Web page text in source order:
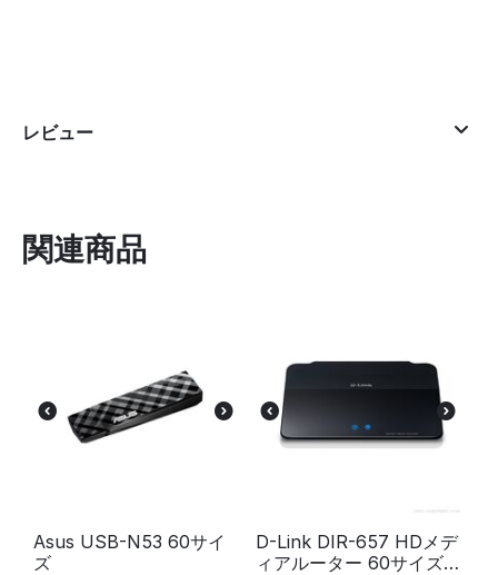
レビュー
関連商品
Asus USB-N53 60サイ
ズ
D-Link DIR-657 HDメデ
ィアルーター 60サイズ